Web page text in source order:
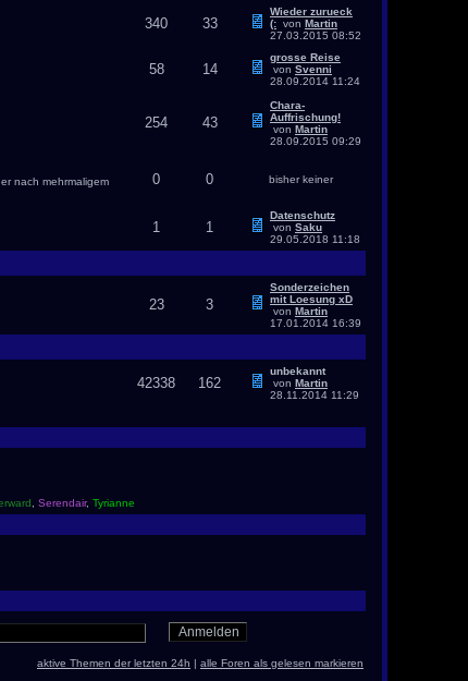
340 33
Wieder zurueck
(: von Martin
27.03.2015 08:52
58 14
grosse Reise
von Svenni
28.09.2014 11:24
254 43
Chara-
Auffrischung!
von Martin
28.09.2015 09:29
nach mehrmaligem
0 0 bisher keiner
1 1
Datenschutz
von Saku
29.05.2018 11:18
23 3
Sonderzeichen
mit Loesung xD
von Martin
17.01.2014 16:39
42338 162
unbekannt
von Martin
28.11.2014 11:29
Serendair, Tyrianne
aktive Themen der letzten 24h | alle Foren als gelesen markieren